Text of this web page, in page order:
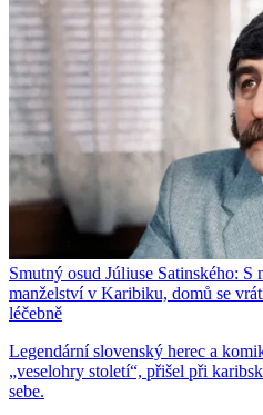
Smutný osud Júliuse Satinského: S
manželství v Karibiku, domů se
léčebně
Legendární slovenský herec a
„veselohry století“, přišel při
sebe.